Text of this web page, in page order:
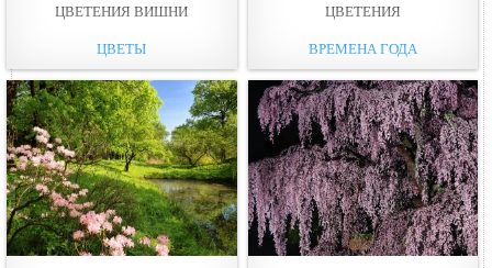
ЦВЕТЕНИЯ ВИШНИ
ЦВЕТЫ
ЦВЕТЕНИЯ
ВРЕМЕНА ГОДА